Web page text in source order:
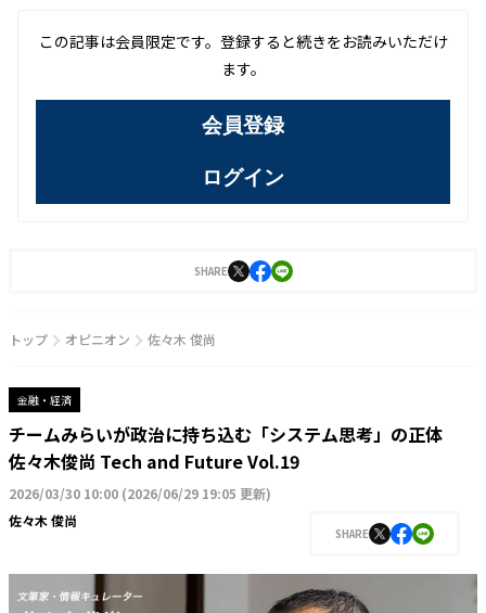
この記事は会員限定です。登録すると続きをお読みいただけ
ます。
会員登録
ログイン
SHARE
トップ オピニオン 佐々木 俊尚
金融・経済
チームみらいが政治に持ち込む「システム思考」の正体
佐々木俊尚 Tech and Future Vol.19
2026/03/30 10:00 (2026/06/29 19:05 更新)
佐々木 俊尚
SHARE